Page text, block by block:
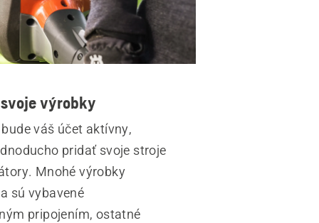
výrobky
váš účet aktívny,
pridať svoje stroje
Mnohé výrobky
sú vybavené
pripojením, ostatné